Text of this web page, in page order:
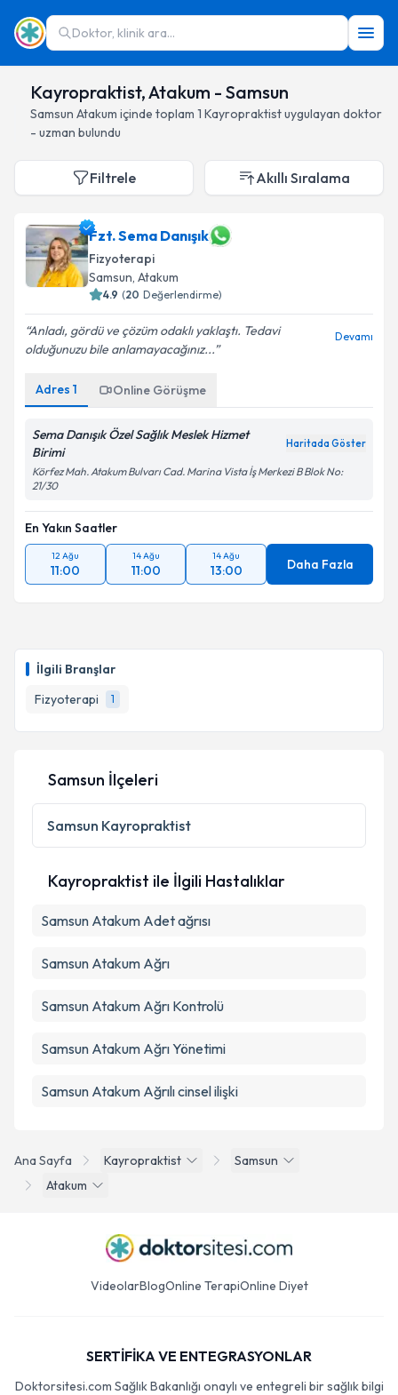
Doktor, klinik ara...
Kayropraktist, Atakum - Samsun
Samsun Atakum içinde toplam 1 Kayropraktistuygulayan doktor
- uzman bulundu
İlgili Branşlar
Fizyoterapi
1
Filtrele Akıllı Sıralama
Fzt. Sema Danışık
Fizyoterapi
Samsun, Atakum
4.9 (20 Değerlendirme)
Anladı, gördü ve çözüm odaklı yaklaştı. Tedavi
olduğunuzu bile anlamayacağınız...
Devamı
Adres 1 Online Görüşme
Sema Danışık Özel Sağlık Meslek Hizmet
Birimi
Haritada Göster
Körfez Mah. Atakum Bulvarı Cad. Marina Vista İş Merkezi B Blok No:
21/30
En Yakın Saatler
12 Ağu
11:00
14 Ağu
11:00
14 Ağu
13:00 Daha Fazla
Ana Sayfa Kayropraktist
Samsun
Atakum
Samsun İlçeleri
Samsun Kayropraktist
Kayropraktist ile İlgili Hastalıklar
Samsun Atakum Adet ağrısı
Samsun Atakum Ağrı
Samsun Atakum Ağrı Kontrolü
Samsun Atakum Ağrı Yönetimi
Samsun Atakum Ağrılı cinsel ilişki
VideolarBlogOnline TerapiOnline Diyet
SERTİFİKA VE ENTEGRASYONLAR
Doktorsitesi.com Sağlık Bakanlığı onaylı ve entegreli bir sağlık bilgi